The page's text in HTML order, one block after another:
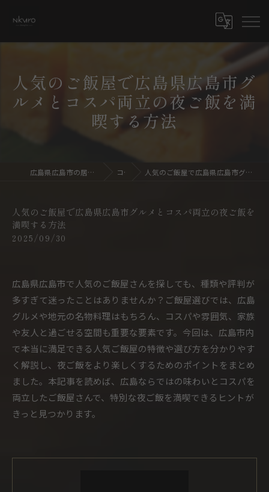
人気のご飯屋で広島県広島市グ
ルメとコスパ両立の夜ご飯を満
喫する方法
広島県広島市の居酒屋ならdining bar NKURO コラム 人気のご飯屋で広島県広島市グルメとコスパ両立の夜ご飯を満喫する方法
人気のご飯屋で広島県広島市グルメとコスパ両立の夜ご飯を
満喫する方法
2025/09/30
広島県広島市で人気のご飯屋さんを探しても、種類や評判が
多すぎて迷ったことはありませんか？ご飯屋選びでは、広島
グルメや地元の名物料理はもちろん、コスパや雰囲気、家族
や友人と過ごせる空間も重要な要素です。今回は、広島市内
で本当に満足できる人気ご飯屋の特徴や選び方を分かりやす
く解説し、夜ご飯をより楽しくするためのポイントをまとめ
ました。本記事を読めば、広島ならではの味わいとコスパを
両立したご飯屋さんで、特別な夜ご飯を満喫できるヒントが
きっと見つかります。